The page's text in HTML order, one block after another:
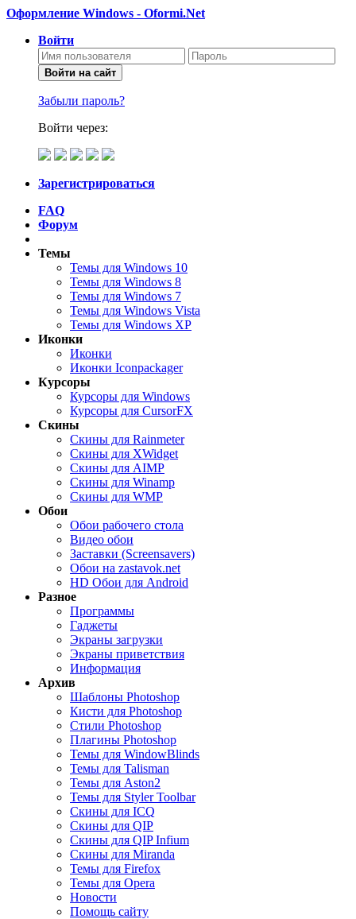
Оформление Windows - Oformi.Net
Войти
Войти на сайт
Забыли пароль?
Войти через:
Зарегистрироваться
FAQ
Форум
Темы
Темы для Windows 10
Темы для Windows 8
Темы для Windows 7
Темы для Windows Vista
Темы для Windows XP
Иконки
Иконки
Иконки Iconpackager
Курсоры
Курсоры для Windows
Курсоры для CursorFX
Скины
Скины для Rainmeter
Скины для XWidget
Скины для AIMP
Скины для Winamp
Скины для WMP
Обои
Обои рабочего стола
Видео обои
Заставки (Screensavers)
Обои на zastavok.net
HD Обои для Android
Разное
Программы
Гаджеты
Экраны загрузки
Экраны приветствия
Информация
Архив
Шаблоны Photoshop
Кисти для Photoshop
Стили Photoshop
Плагины Photoshop
Темы для WindowBlinds
Темы для Talisman
Темы для Aston2
Темы для Styler Toolbar
Скины для ICQ
Скины для QIP
Скины для QIP Infium
Скины для Miranda
Темы для Firefox
Темы для Opera
Новости
Помощь сайту